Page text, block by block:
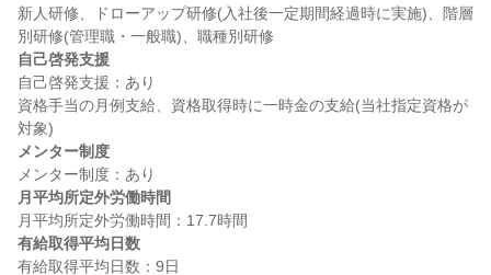
新人研修、ドローアップ研修(入社後一定期間経過時に実施)、階層
自己啓発支援
自己啓発支援：あり
資格手当の月例支給、資格取得時に一時金の支給(当社指定資格が
メンター制度
月平均所定外労働時間
有給取得平均日数